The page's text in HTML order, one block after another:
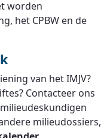
worden
het CPBW en de
van het IMJV?
Contacteer ons
milieudossiers,